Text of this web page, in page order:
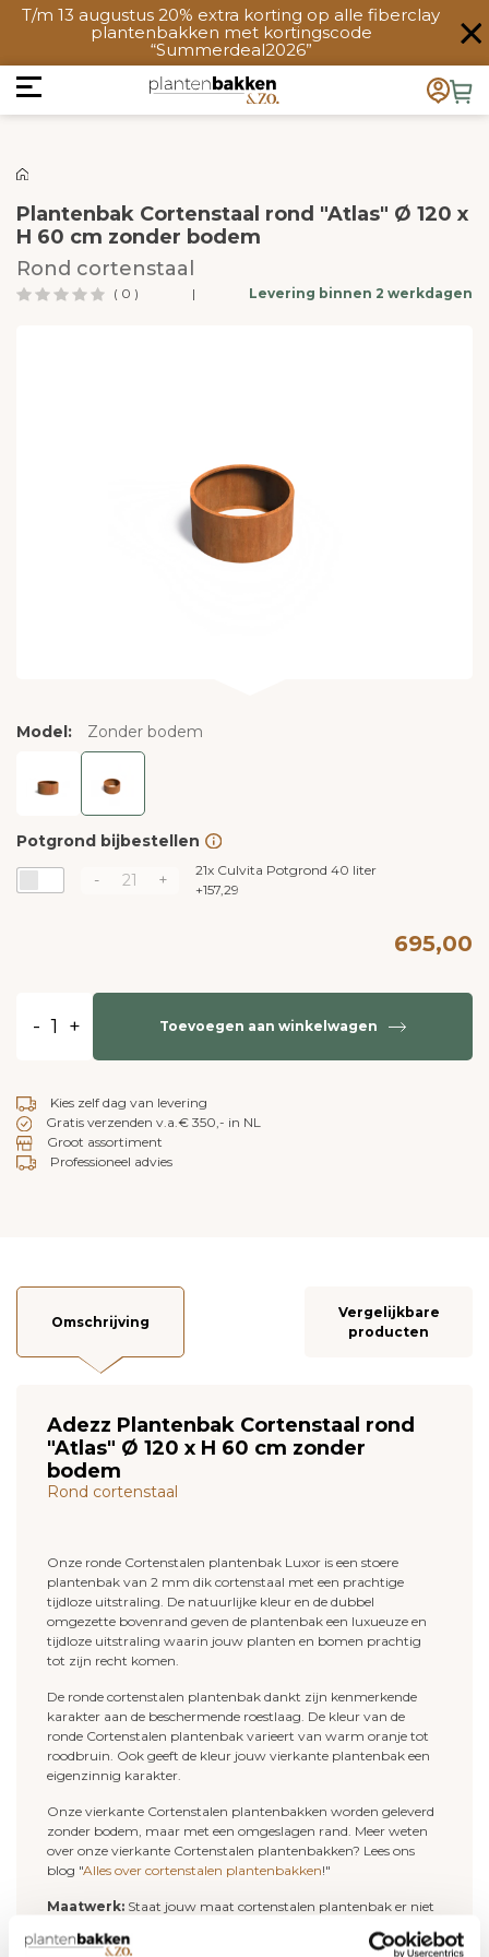
T/m 13 augustus 20% extra korting op alle fiberclay
plantenbakken met kortingscode
“Summerdeal2026”
Plantenbak Cortenstaal rond "Atlas" Ø 120 x
H 60 cm zonder bodem
Rond cortenstaal
( 0 ) | Levering binnen 2 werkdagen
Model: Zonder bodem
Potgrond bijbestellen
-
+ 21x Culvita Potgrond 40 liter
+157,29
695,00
- + Toevoegen aan winkelwagen
Kies zelf dag van levering
Gratis verzenden v.a.€ 350,- in NL
Groot assortiment
Professioneel advies
Omschrijving
Vergelijkbare
producten
Adezz Plantenbak Cortenstaal rond
"Atlas" Ø 120 x H 60 cm zonder
bodem
Rond cortenstaal
Onze ronde Cortenstalen plantenbak Luxor is een stoere
plantenbak van 2 mm dik cortenstaal met een prachtige
tijdloze uitstraling. De natuurlijke kleur en de dubbel
omgezette bovenrand geven de plantenbak een luxueuze en
tijdloze uitstraling waarin jouw planten en bomen prachtig
tot zijn recht komen.
De ronde cortenstalen plantenbak dankt zijn kenmerkende
karakter aan de beschermende roestlaag. De kleur van de
ronde Cortenstalen plantenbak varieert van warm oranje tot
roodbruin. Ook geeft de kleur jouw vierkante plantenbak een
eigenzinnig karakter.
Onze vierkante Cortenstalen plantenbakken worden geleverd
zonder bodem, maar met een omgeslagen rand. Meer weten
over onze vierkante Cortenstalen plantenbakken? Lees ons
blog "Alles over cortenstalen plantenbakken!"
Maatwerk: Staat jouw maat cortenstalen plantenbak er niet
mogelijkheden.